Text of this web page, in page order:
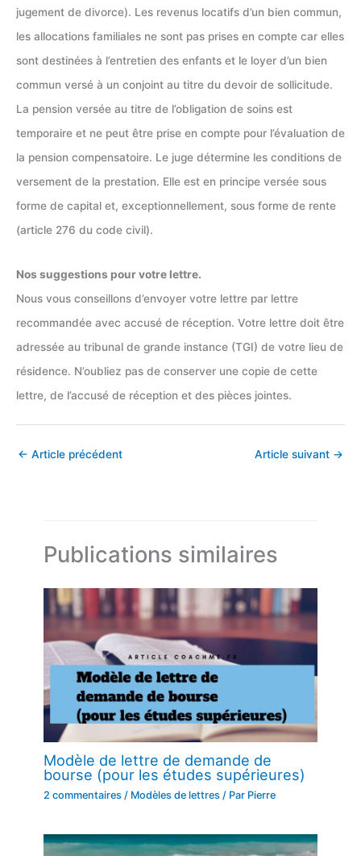
jugement de divorce). Les revenus locatifs d’un bien commun,
les allocations familiales ne sont pas prises en compte car elles
sont destinées à l’entretien des enfants et le loyer d’un bien
commun versé à un conjoint au titre du devoir de sollicitude.
La pension versée au titre de l’obligation de soins est
temporaire et ne peut être prise en compte pour l’évaluation de
la pension compensatoire. Le juge détermine les conditions de
versement de la prestation. Elle est en principe versée sous
forme de capital et, exceptionnellement, sous forme de rente
(article 276 du code civil).
Nos suggestions pour votre lettre.
Nous vous conseillons d’envoyer votre lettre par lettre
recommandée avec accusé de réception. Votre lettre doit être
adressée au tribunal de grande instance (TGI) de votre lieu de
résidence. N’oubliez pas de conserver une copie de cette
lettre, de l’accusé de réception et des pièces jointes.
← Article précédent Article suivant →
Publications similaires
Modèle de lettre de demande de
bourse (pour les études supérieures)
2 commentaires / Modèles de lettres / Par Pierre